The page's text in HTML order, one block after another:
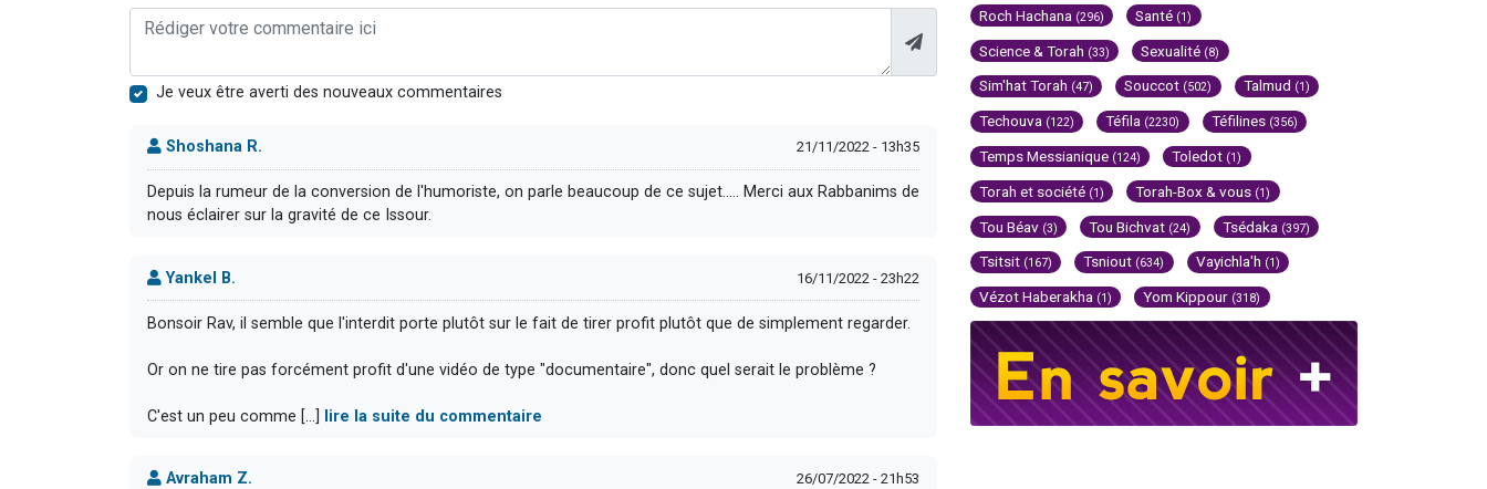
Je veux être averti des nouveaux commentaires
Shoshana R. 21/11/2022 - 13h35
Depuis la rumeur de la conversion de l'humoriste, on parle beaucoup de ce sujet..... Merci aux Rabbanims de
nous éclairer sur la gravité de ce Issour.
Yankel B. 16/11/2022 - 23h22
Bonsoir Rav, il semble que l'interdit porte plutôt sur le fait de tirer profit plutôt que de simplement regarder.
Or on ne tire pas forcément profit d'une vidéo de type "documentaire", donc quel serait le problème ?
C'est un peu comme [...] lire la suite du commentaire
Avraham Z. 26/07/2022 - 21h53
Roch Hachana (296) Santé (1)
Science & Torah (33) Sexualité (8)
Sim'hat Torah (47) Souccot (502) Talmud (1)
Techouva (122) Téfila (2230) Téfilines (356)
Temps Messianique (124) Toledot (1)
Torah et société (1) Torah-Box & vous (1)
Tou Béav (3) Tou Bichvat (24) Tsédaka (397)
Tsitsit (167) Tsniout (634) Vayichla'h (1)
Vézot Haberakha (1) Yom Kippour (318)